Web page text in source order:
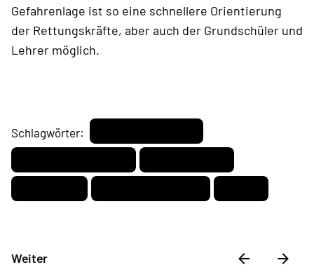
Gefahrenlage ist so eine schnellere Orientierung
der Rettungskräfte, aber auch der Grundschüler und
Lehrer möglich.
Schlagwörter:
Weiter